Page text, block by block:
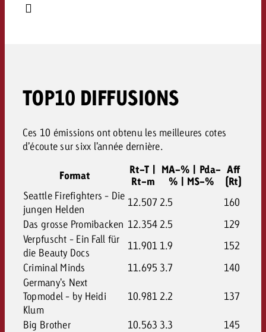
TOP10 DIFFUSIONS
Ces 10 émissions ont obtenu les meilleures cotes
d’écoute sur sixx l’année dernière.
Format
Rt-T |
Rt-m
MA-% | Pda-
% | MS-%
Aff
(Rt)
Seattle Firefighters - Die
jungen Helden
12.507 2.5
160
Das grosse Promibacken 12.354 2.5
129
Verpfuscht - Ein Fall für
die Beauty Docs
11.901 1.9
152
Criminal Minds
11.695 3.7
140
Germany's Next
Topmodel - by Heidi
Klum
10.981 2.2 137
Big Brother 10.563 3.3
145